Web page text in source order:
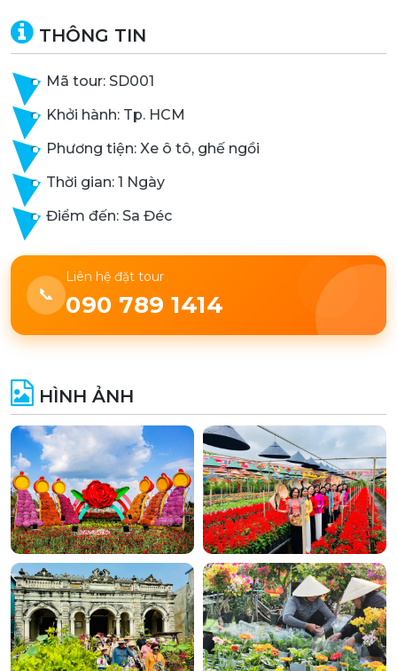
THÔNG TIN
Mã tour: SD001
Khởi hành: Tp. HCM
Phương tiện: Xe ô tô, ghế ngồi
Thời gian: 1 Ngày
Điểm đến: Sa Đéc
📞
Liên hệ đặt tour
090 789 1414
HÌNH ẢNH